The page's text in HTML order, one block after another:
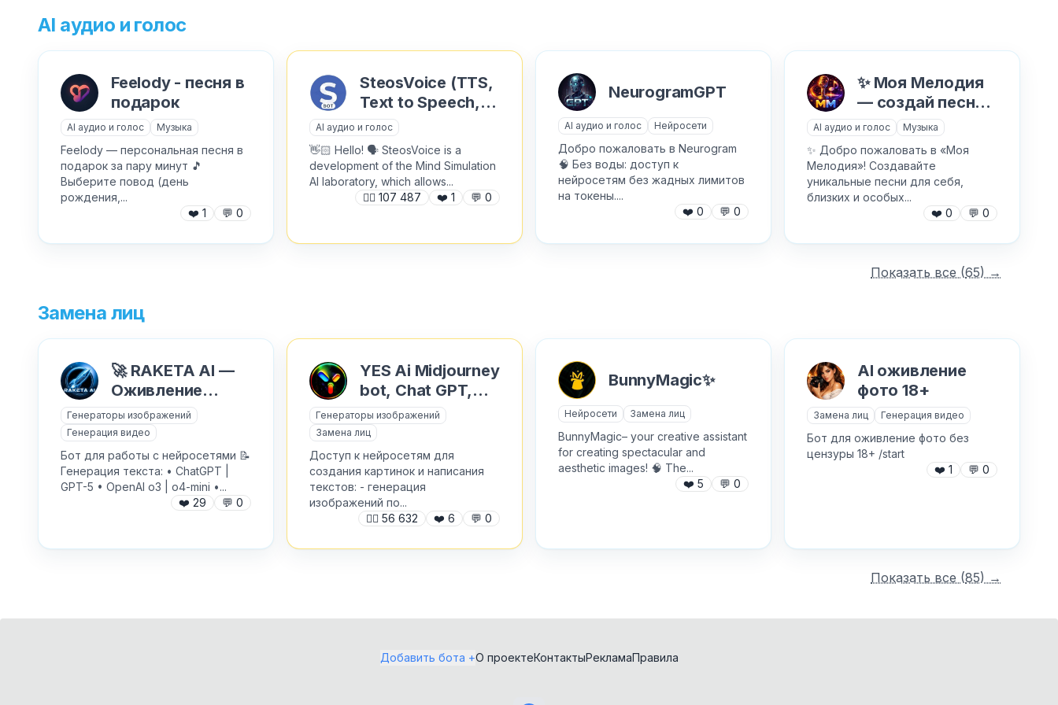
изображений
Генерация видео
Домашняя работа и ГДЗ
Замена лиц
Здоровье
Знакомства
Казино
Карточные игры
Книги
Конструкторы
Лутбоксы и кейсы
Пополнение сервисов
Предложки
Программирование
Психология и эзотерика
Работа и вакансии
Скидки и акции
Ставки на спорт
Стикеры и эмодзи
Тамагочи и питомцы
Туризм
Чаты для общения
AI аудио и голос
Feelody - песня в
подарок
AI аудио и голос Музыка
Feelody — персональная песня в
подарок за пару минут 🎵
Выберите повод (день
рождения,...
❤️ 1 💬 0
SteosVoice (TTS,
Text to Speech,
Текст в Голос)
AI аудио и голос
👋🏻 Hello! 🗣 SteosVoice is a
development of the Mind Simulation
AI laboratory, which allows...
🙍‍♂️ 107 487 ❤️ 1 💬 0
NeurogramGPT
AI аудио и голос Нейросети
Добро пожаловать в Neurogram
🧠 Без воды: доступ к
нейросетям без жадных лимитов
на токены....
❤️ 0 💬 0
✨ Моя Мелодия
— создай песню
в подарок
AI аудио и голос Музыка
✨ Добро пожаловать в «Моя
Мелодия»! Создавайте
уникальные песни для себя,
близких и особых...
❤️ 0 💬 0
Показать все (65) →
Замена лиц
🚀 RAKETA AI —
Оживление
фото, Nano
Banana и видео
Sora
Генераторы изображений
Генерация видео
Бот для работы с нейросетями 📝
Генерация текста: • ChatGPT |
GPT-5 • OpenAI o3 | o4-mini •...
❤️ 29 💬 0
YES Ai Midjourney
bot, Chat GPT,
Veo 3, Sora
Images
Генераторы изображений
Замена лиц
Доступ к нейросетям для
создания картинок и написания
текстов: - генерация
изображений по...
🙍‍♂️ 56 632 ❤️ 6 💬 0
BunnyMagic✨
Нейросети Замена лиц
BunnyMagic– your creative assistant
for creating spectacular and
aesthetic images! 🧠 The...
❤️ 5 💬 0
AI оживление
фото 18+
Замена лиц Генерация видео
Бот для оживление фото без
цензуры 18+ /start
❤️ 1 💬 0
Показать все (85) →
Добавить бота +О проектеКонтактыРекламаПравила